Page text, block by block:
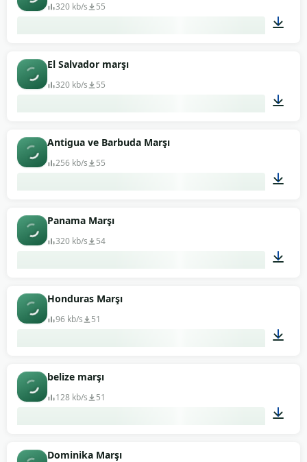
320 kb/s 55
El Salvador marşı
320 kb/s 55
Antigua ve Barbuda Marşı
256 kb/s 55
Panama Marşı
320 kb/s 54
Honduras Marşı
96 kb/s 51
belize marşı
128 kb/s 51
Dominika Marşı